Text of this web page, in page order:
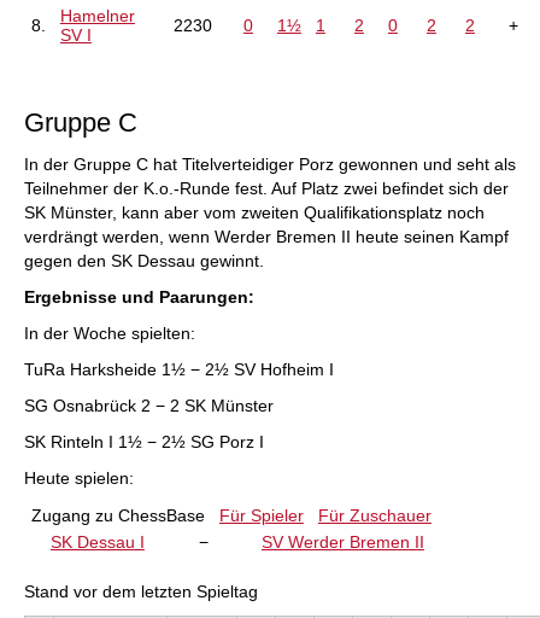
8.
Hamelner
SV I
2230 0 1½ 1 2 0 2 2 +
Gruppe C
In der Gruppe C hat Titelverteidiger Porz gewonnen und seht als
Teilnehmer der K.o.-Runde fest. Auf Platz zwei befindet sich der
SK Münster, kann aber vom zweiten Qualifikationsplatz noch
verdrängt werden, wenn Werder Bremen II heute seinen Kampf
gegen den SK Dessau gewinnt.
Ergebnisse und Paarungen:
In der Woche spielten:
TuRa Harksheide 1½ − 2½ SV Hofheim I
SG Osnabrück 2 − 2 SK Münster
SK Rinteln I 1½ − 2½ SG Porz I
Heute spielen:
Zugang zu ChessBase Für Spieler
Für Zuschauer
SK Dessau I
− SV Werder Bremen II
Stand vor dem letzten Spieltag